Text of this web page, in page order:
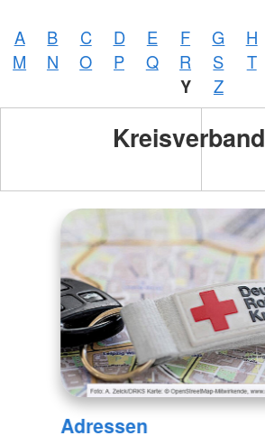
A B C D E F G H
M
N O P Q R S T
Y Z
Kreisverband
Adressen